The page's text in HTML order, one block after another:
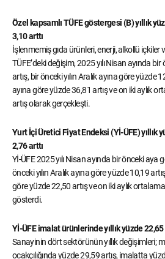
Özel kapsamlı TÜFE göstergesi (B) yıllık
3,10 arttı
İşlenmemiş gıda ürünleri, enerji, alkollü içkiler
TÜFE’deki değişim, 2025 yılı Nisan ayında
artış, bir önceki yılın Aralık ayına göre yüzde
ayına göre yüzde 36,81 artış ve on iki aylık
artış olarak gerçekleşti.
Yurt İçi Üretici Fiyat Endeksi (Yİ-ÜFE) yıllık
2,76 arttı
Yİ-ÜFE 2025 yılı Nisan ayında bir önceki aya
önceki yılın Aralık ayına göre yüzde 10,19
göre yüzde 22,50 artış ve on iki aylık
gösterdi.
Yİ-ÜFE imalat ürünlerinde yıllık yüzde 22,65
Sanayinin dört sektörünün yıllık değişimleri;
ocakçılığında yüzde 29,59 artış, imalatta